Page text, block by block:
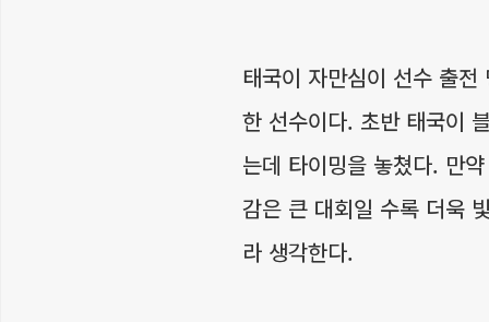
태국이 자만심이 선수 출
한 선수이다. 초반 태국이
는데 타이밍을 놓쳤다. 만
감은 큰 대회일 수록 더욱
라 생각한다.